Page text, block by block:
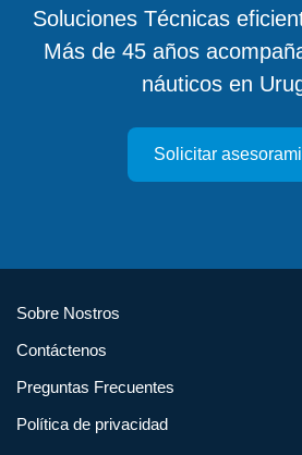
Soluciones Técnicas
Más de 45 años
náuticos en
Solicitar
Sobre Nostros
Contáctenos
Preguntas Frecuentes
Política de privacidad